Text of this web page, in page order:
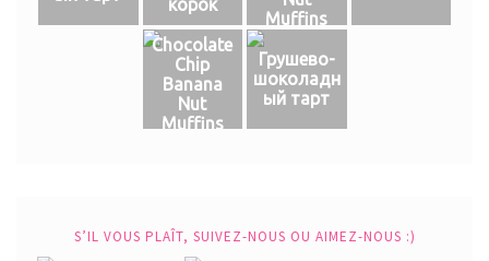
корок
Muffins
Chocolate
Chip
Banana
Nut
Muffins
Грушево-
шоколадн
ый тарт
S’IL VOUS PLAÎT, SUIVEZ-NOUS OU AIMEZ-NOUS :)